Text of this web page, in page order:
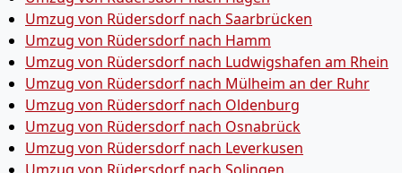
Umzug von Rüdersdorf nach Saarbrücken
Umzug von Rüdersdorf nach Hamm
Umzug von Rüdersdorf nach Ludwigshafen am Rhein
Umzug von Rüdersdorf nach Mülheim an der Ruhr
Umzug von Rüdersdorf nach Oldenburg
Umzug von Rüdersdorf nach Osnabrück
Umzug von Rüdersdorf nach Leverkusen
Umzug von Rüdersdorf nach Solingen